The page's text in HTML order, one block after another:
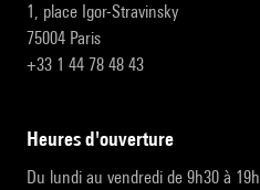
1, place Igor-Stravinsky
75004 Paris
+33 1 44 78 48 43
heures d'ouverture
Du lundi au vendredi de 9h30 à 19h